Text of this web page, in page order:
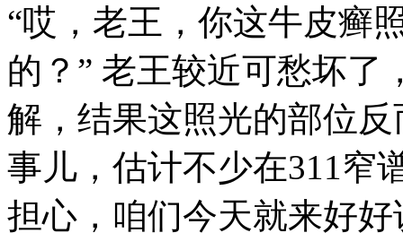
“哎，老王，你这牛皮癣
的？” 老王较近可愁坏了
解，结果这照光的部位
事儿，估计不少在311窄
担心，咱们今天就来好